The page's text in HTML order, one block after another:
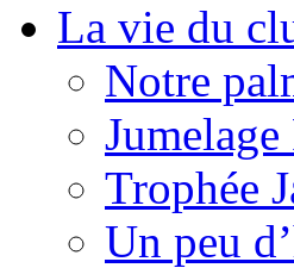
La vie du
Notre
Trophée
Un peu